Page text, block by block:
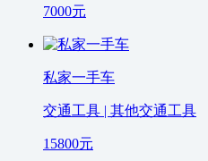
7000元
私家一手车
交通工具 | 其他交通工具
15800元